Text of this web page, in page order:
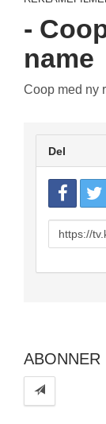
-
name
Coop med ny
Del
URL
to
ABONNER